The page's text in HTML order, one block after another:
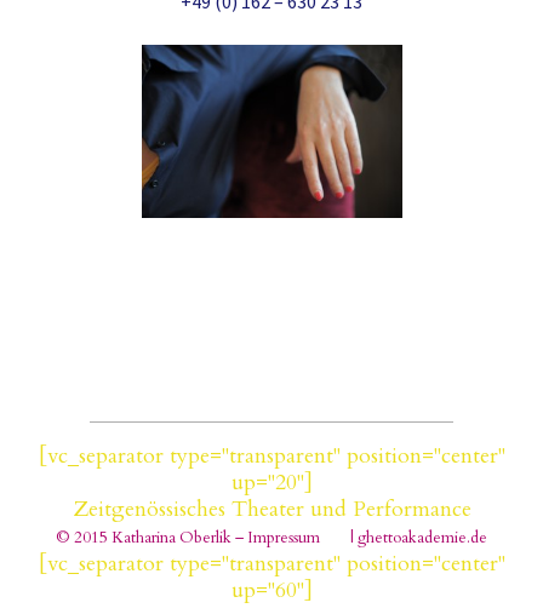
[vc_separator type="transparent" position="center"
up="20"]
Zeitgenössisches Theater und Performance
© 2015 Katharina Oberlik – Impressum | ghettoakademie.de
[vc_separator type="transparent" position="center"
up="60"]